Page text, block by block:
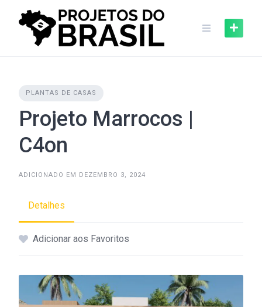
PLANTAS DE CASAS
Projeto Marrocos |
C4on
ADICIONADO EM DEZEMBRO 3, 2024
Detalhes
Adicionar aos Favoritos